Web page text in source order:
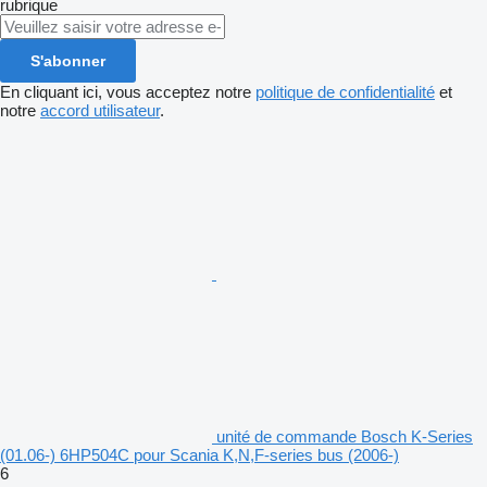
rubrique
S'abonner
En cliquant ici, vous acceptez notre politique de confidentialité et
notre accord utilisateur.
unité de commande Bosch K-Series
(01.06-) 6HP504C pour Scania K,N,F-series bus (2006-)
6